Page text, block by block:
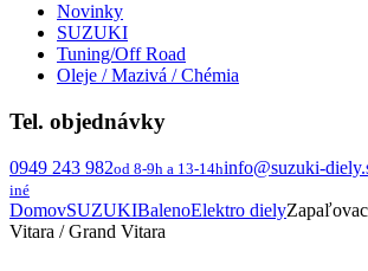
Novinky
SUZUKI
Tuning/Off Road
Oleje / Mazivá / Chémia
Tel. objednávky
0949 243 982od 8-9h a 13-14hinfo@suzuki-
iné
DomovSUZUKIBalenoElektro diely
Vitara / Grand Vitara